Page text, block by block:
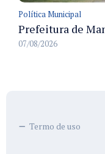
Política Municipal
07/08/2026
Termo de uso